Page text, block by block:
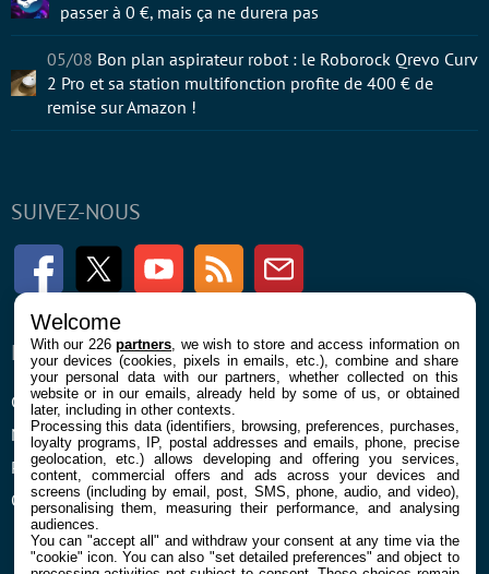
SUIVEZ-NOUS
FacebookTwitter Youtube RSS Newsletter
ENTREPRISE
Confidentialité et Cookies
Mentions légales et CGU
Préférences Cookies
Qui sommes nous
À PROPOS
Contact
passer à 0 €, mais ça ne durera pas
05/08 Bon plan aspirateur robot : le Roborock Qrevo Curv
2 Pro et sa station multifonction profite de 400 € de
remise sur Amazon !
Welcome
With our 226partners , we wish to store and access information on
your devices (cookies, pixels in emails, etc.), combine and share
your personal data with our partners, whether collected on this
website or in our emails, already held by some of us, or obtained
later, including in other contexts.
Processing this data (identifiers, browsing, preferences, purchases,
loyalty programs, IP, postal addresses and emails, phone, precise
geolocation, etc.) allows developing and offering you services,
content, commercial offers and ads across your devices and
screens (including by email, post, SMS, phone, audio, and video),
personalising them, measuring their performance, and analysing
audiences.
You can "accept all" and withdraw your consent at any time via the
"cookie" icon. You can also "set detailed preferences" and object to